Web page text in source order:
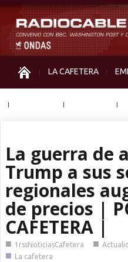
LA CAFETERA
La guerra de
Trump a sus
regionales
de precios |
CAFETERA |
■ 1rssNoticiasCafetera ■
■ La cafetera